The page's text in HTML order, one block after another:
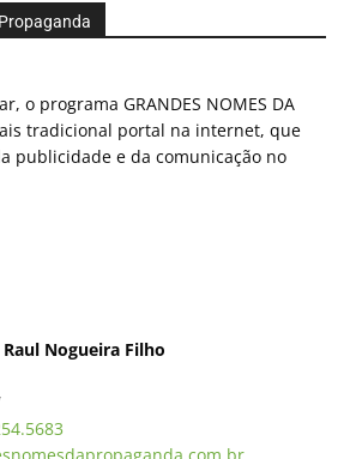
o programa GRANDES NOMES DA
tradicional portal na internet, que
publicidade e da comunicação no
Raul Nogueira Filho